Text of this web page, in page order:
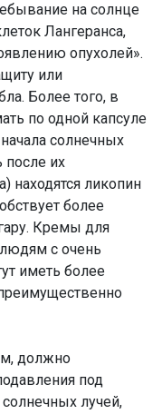
на солнце
Лангеранса,
опухолей».
или
Более того, в
по одной капсуле
солнечных
после их
находятся ликопин
более
Кремы для
с очень
иметь более
должно
под
лучей,